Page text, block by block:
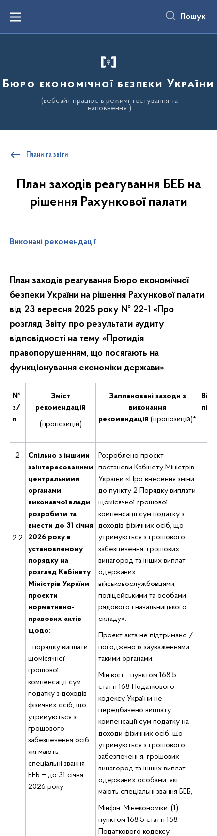
вмістуMenu Пошук
Бюро економічної безпеки України
(вебсайт працює в режимі тестування та
наповнення )
Плани та звіти
План заходів реагування БЕБ на
рішення Рахункової палати
Виконані рекомендації
План заходів реагування Бюро економічної
безпеки України на рішення Рахункової палати
від 23 вересня 2025 року № 22-1 «Про
розгляд Звіту про результати аудиту
відповідності на тему «Протидія
правопорушенням, що посягають на
функціонування економіки держави»
№
з/
п
Зміст
рекомендацій
(пропозицій)
Заплановані заходи з
виконання
рекомендацій (пропозицій)*
2
2.2
Спільно з іншими
заінтересованими
центральними
органами
виконавчої влади
розробити та
внести до 31 січня
2026 року в
установленому
порядку на
розгляд Кабінету
Міністрів України
проєкти
нормативно-
правових актів
щодо:
- порядку виплати
щомісячної
грошової
компенсації сум
податку з доходів
фізичних осіб, що
утримуються з
грошового
забезпечення осіб,
які мають
спеціальні звання
БЕБ ‒ до 31 січня
2026 року;
Розроблено проєкт
постанови Кабінету Міністрів
України «Про внесення зміни
до пункту 2 Порядку виплати
щомісячної грошової
компенсації сум податку з
доходів фізичних осіб, що
утримуються з грошового
забезпечення, грошових
винагород та інших виплат,
одержаних
військовослужбовцями,
поліцейськими та особами
рядового і начальницького
складу».
Проєкт акта не підтримано /
погоджено із зауваженнями
такими органами:
Мін’юст - пунктом 168.5
статті 168 Податкового
кодексу України не
передбачено виплату
компенсації сум податку на
доходи фізичних осіб, що
утримуються з грошового
забезпечення, грошових
винагород та інших виплат,
одержаних особами, які
мають спеціальні звання БЕБ,
Мінфін, Мінекономіки: (1)
пунктом 168.5 статті 168
Податкового кодексу